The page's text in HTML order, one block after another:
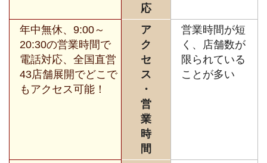
応
年中無休、9:00～
20:30の営業時間で
電話対応、全国直営
43店舗展開でどこで
もアクセス可能！
ア
ク
セ
ス
・
営
業
時
間
営業時間が短
く、店舗数が
限られている
ことが多い